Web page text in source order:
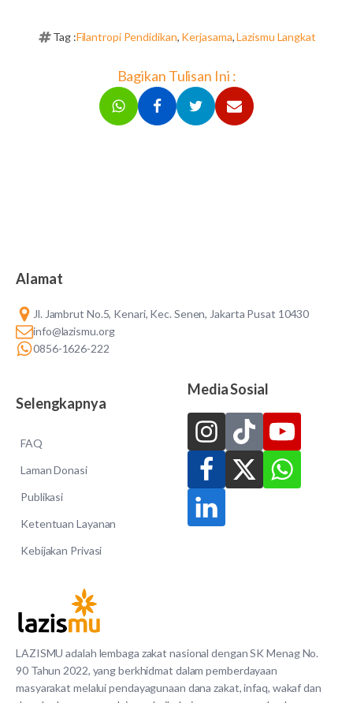
Tag :Filantropi Pendidikan, Kerjasama,Lazismu Langkat
Bagikan Tulisan Ini :
LAZISMU adalah lembaga zakat nasional dengan SK Menag No.
90 Tahun 2022, yang berkhidmat dalam pemberdayaan
masyarakat melalui pendayagunaan dana zakat, infaq, wakaf dan
Alamat
Jl. Jambrut No.5, Kenari, Kec. Senen, Jakarta Pusat 10430
info@lazismu.org
0856-1626-222
Selengkapnya
FAQ
Laman Donasi
Publikasi
Ketentuan Layanan
Kebijakan Privasi
Media Sosial